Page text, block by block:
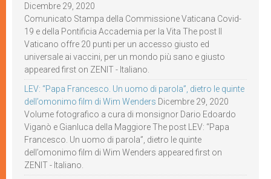
Dicembre 29, 2020
Comunicato Stampa della Commissione Vaticana Covid-
19 e della Pontificia Accademia per la Vita The post Il
Vaticano offre 20 punti per un accesso giusto ed
universale ai vaccini, per un mondo più sano e giusto
appeared first on ZENIT - Italiano.
LEV: “Papa Francesco. Un uomo di parola”, dietro le quinte
dell’omonimo film di Wim Wenders Dicembre 29, 2020
Volume fotografico a cura di monsignor Dario Edoardo
Viganò e Gianluca della Maggiore The post LEV: “Papa
Francesco. Un uomo di parola”, dietro le quinte
dell’omonimo film di Wim Wenders appeared first on
ZENIT - Italiano.